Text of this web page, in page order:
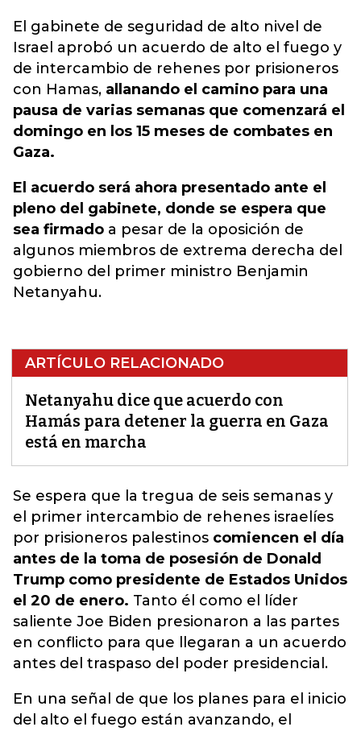
El gabinete de seguridad de alto nivel de
Israel aprobó un acuerdo de alto el fuego y
de intercambio de rehenes por prisioneros
con Hamas, allanando el camino para una
pausa de varias semanas que comenzará el
domingo en los 15 meses de combates en
Gaza.
El acuerdo será ahora presentado ante el
pleno del gabinete, donde se espera que
sea firmado a pesar de la oposición de
algunos miembros de extrema derecha del
gobierno del primer ministro Benjamin
Netanyahu.
ARTÍCULO RELACIONADO
Netanyahu dice que acuerdo con
Hamás para detener la guerra en Gaza
está en marcha
Se espera que la tregua de seis semanas y
el primer intercambio de rehenes israelíes
por prisioneros palestinos comiencen el día
antes de la toma de posesión de Donald
Trump como presidente de Estados Unidos
el 20 de enero. Tanto él como el líder
saliente Joe Biden presionaron a las partes
en conflicto para que llegaran a un acuerdo
antes del traspaso del poder presidencial.
En una señal de que los planes para el inicio
del alto el fuego están avanzando, el